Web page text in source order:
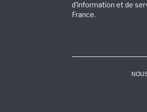
d'information et de
France.